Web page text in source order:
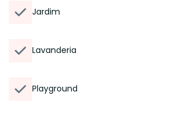
Jardim
Lavanderia
Playground